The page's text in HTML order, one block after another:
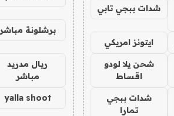
شدات ببجي تابي
ايتونز امريكي
شحن يلا لودو
اقساط
شدات ببجي
تمارا
برشلونة مباشر
ريال مدريد
مباشر
yalla shoot